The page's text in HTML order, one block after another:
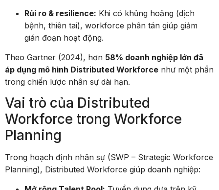
Rủi ro & resilience: Khi có khủng hoảng (dịch
bệnh, thiên tai), workforce phân tán giúp giảm
gián đoạn hoạt động.
Theo Gartner (2024), hơn 58% doanh nghiệp lớn đã
áp dụng mô hình Distributed Workforce như một phần
trong chiến lược nhân sự dài hạn.
Vai trò của Distributed
Workforce trong Workforce
Planning
Trong hoạch định nhân sự (SWP – Strategic Workforce
Planning), Distributed Workforce giúp doanh nghiệp: